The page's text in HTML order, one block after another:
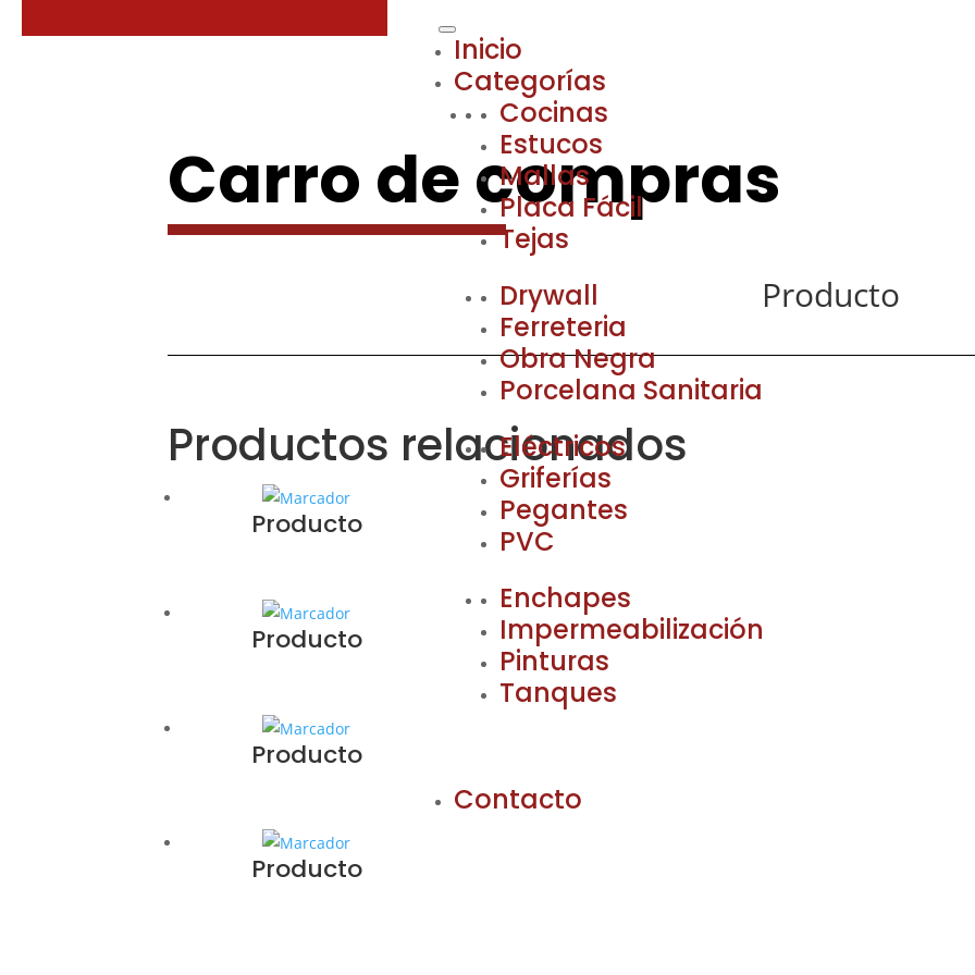
Inicio
Categorías
Cocinas
Estucos
Mallas
Placa Fácil
Tejas
Drywall
Ferreteria
Obra Negra
Porcelana Sanitaria
Eléctricos
Griferías
Pegantes
PVC
Enchapes
Impermeabilización
Pinturas
Tanques
Contacto
Carro de compras
Producto
Productos relacionados
Producto
Producto
Producto
Producto